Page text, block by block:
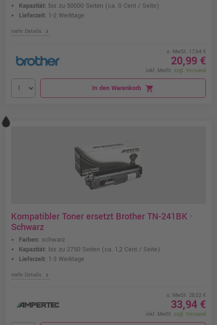
Kapazität: bis zu 50000 Seiten (ca. 0 Cent / Seite)
Lieferzeit: 1-2 Werktage
mehr Details chevron_right
o. MwSt. 17,64 €
20,99 €
inkl. MwSt. zzgl. Versand
In den Warenkorb shopping_cart
Kompatibler Toner ersetzt Brother TN-241BK ·
Schwarz
Farben: schwarz
Kapazität: bis zu 2750 Seiten (ca. 1,2 Cent / Seite)
Lieferzeit: 1-3 Werktage
mehr Details chevron_right
o. MwSt. 28,52 €
33,94 €
inkl. MwSt. zzgl. Versand